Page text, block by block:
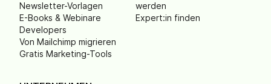
Newsletter-Vorlagen
E-Books & Webinare
Developers
Von Mailchimp migrieren
Gratis Marketing-Tools
werden
Expert:in finden